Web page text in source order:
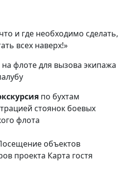
и где необходимо сделать,
всех наверх!»
флоте для вызова экипажа
по бухтам
стоянок боевых
флота
объектов
проекта Карта гостя